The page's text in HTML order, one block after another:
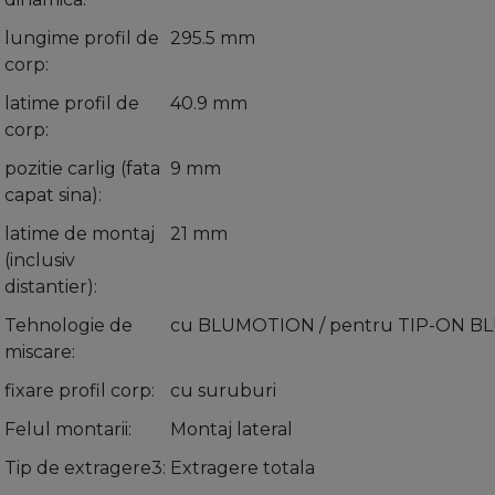
lungime profil de
corp
295.5 mm
latime profil de
corp
40.9 mm
pozitie carlig (fata
capat sina)
9 mm
latime de montaj
(inclusiv
distantier)
21 mm
Tehnologie de
miscare
cu BLUMOTION / pentru TIP-ON
fixare profil corp
cu suruburi
Felul montarii
Montaj lateral
Tip de extragere3 Extragere totala